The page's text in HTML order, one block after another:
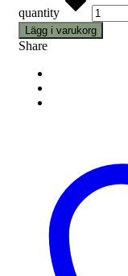
quantity
Lägg i varukorg
Share